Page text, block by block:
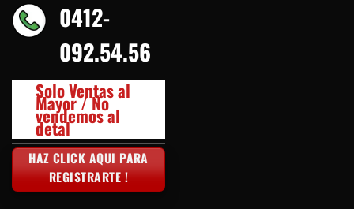
0412-
092.54.56
Solo Ventas al
Mayor / No
vendemos al
detal
HAZ CLICK AQUI PARA
REGISTRARTE !